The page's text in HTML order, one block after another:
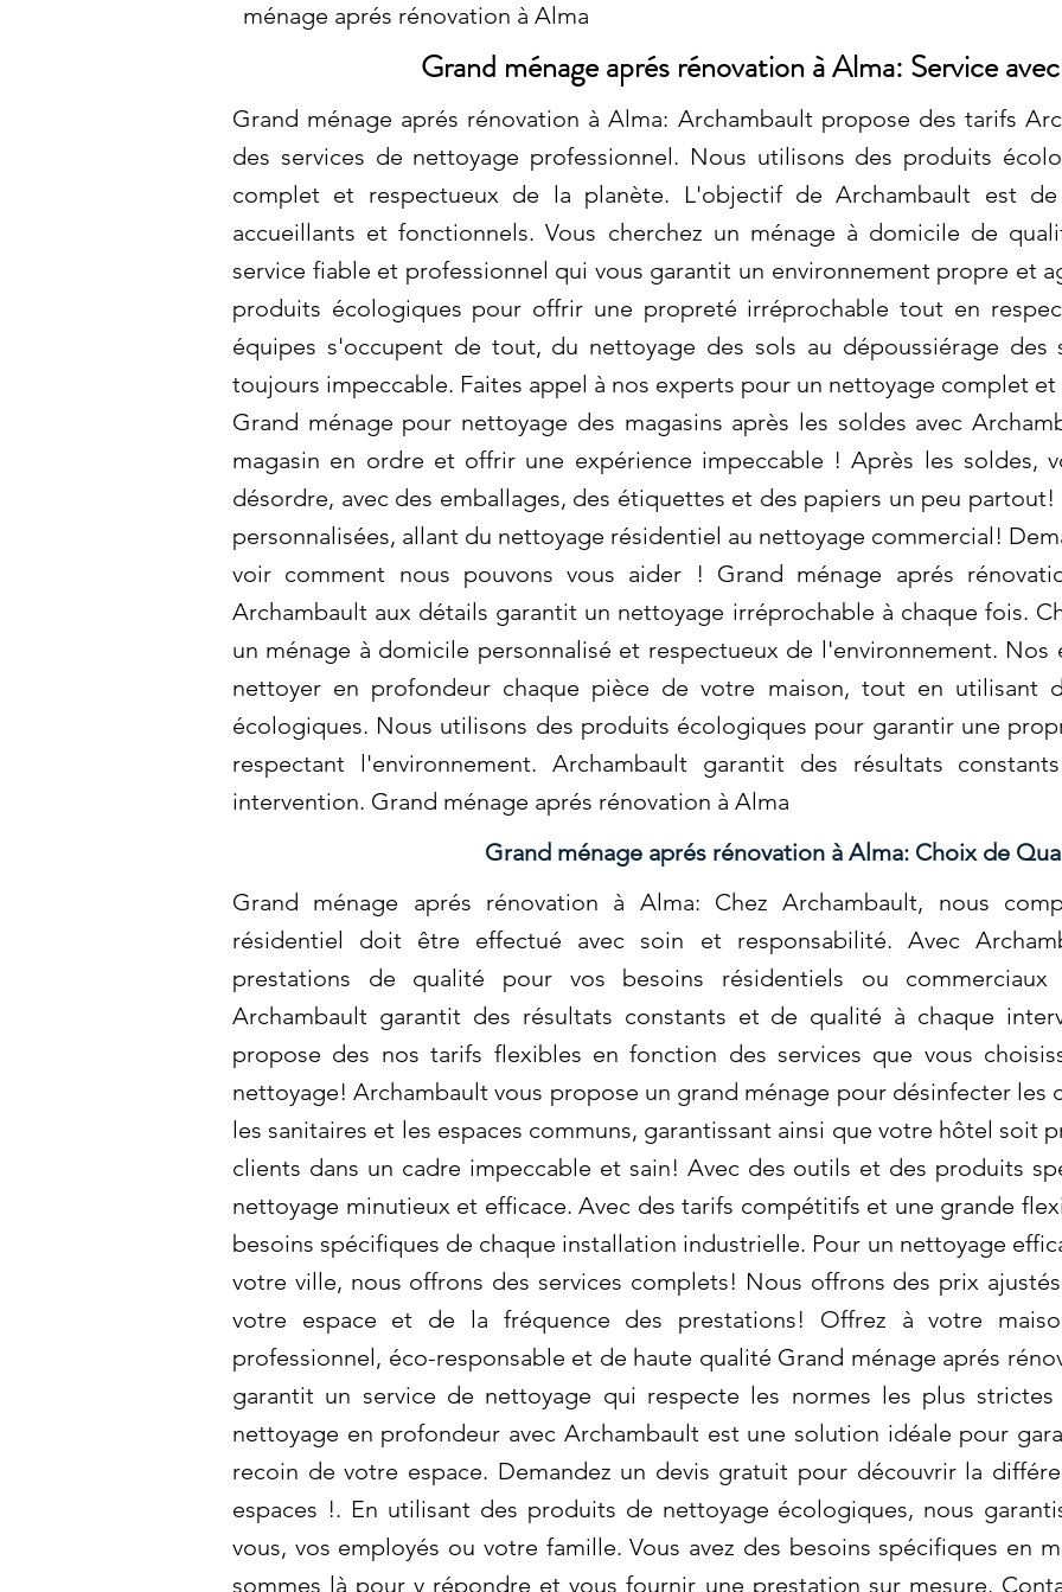
ménage aprés rénovation à Alma
Grand ménage aprés rénovation à Alma: Service
Grand ménage aprés rénovation à Alma: Archambault propose des tarifs
des services de nettoyage professionnel. Nous utilisons des produits
complet et respectueux de la planète. L'objectif de Archambault est
accueillants et fonctionnels. Vous cherchez un ménage à domicile de
service fiable et professionnel qui vous garantit un environnement propre et
produits écologiques pour offrir une propreté irréprochable tout en
équipes s'occupent de tout, du nettoyage des sols au dépoussiérage des
toujours impeccable. Faites appel à nos experts pour un nettoyage complet
Grand ménage pour nettoyage des magasins après les soldes avec
magasin en ordre et offrir une expérience impeccable ! Après les soldes,
désordre, avec des emballages, des étiquettes et des papiers un peu
personnalisées, allant du nettoyage résidentiel au nettoyage commercial!
voir comment nous pouvons vous aider ! Grand ménage aprés
Archambault aux détails garantit un nettoyage irréprochable à chaque fois.
un ménage à domicile personnalisé et respectueux de l'environnement.
nettoyer en profondeur chaque pièce de votre maison, tout en utilisant
écologiques. Nous utilisons des produits écologiques pour garantir une
respectant l'environnement. Archambault garantit des résultats
intervention. Grand ménage aprés rénovation à Alma
Grand ménage aprés rénovation à Alma: Choix de
Grand ménage aprés rénovation à Alma: Chez Archambault, nous
résidentiel doit être effectué avec soin et responsabilité. Avec
prestations de qualité pour vos besoins résidentiels ou
Archambault garantit des résultats constants et de qualité à chaque
propose des nos tarifs flexibles en fonction des services que vous
nettoyage! Archambault vous propose un grand ménage pour désinfecter les
les sanitaires et les espaces communs, garantissant ainsi que votre hôtel soit
clients dans un cadre impeccable et sain! Avec des outils et des produits
nettoyage minutieux et efficace. Avec des tarifs compétitifs et une grande
besoins spécifiques de chaque installation industrielle. Pour un nettoyage
votre ville, nous offrons des services complets! Nous offrons des prix
votre espace et de la fréquence des prestations! Offrez à votre
professionnel, éco-responsable et de haute qualité Grand ménage aprés
garantit un service de nettoyage qui respecte les normes les plus
nettoyage en profondeur avec Archambault est une solution idéale pour
recoin de votre espace. Demandez un devis gratuit pour découvrir la
espaces !. En utilisant des produits de nettoyage écologiques, nous
vous, vos employés ou votre famille. Vous avez des besoins spécifiques en
sommes là pour y répondre et vous fournir une prestation sur mesure.